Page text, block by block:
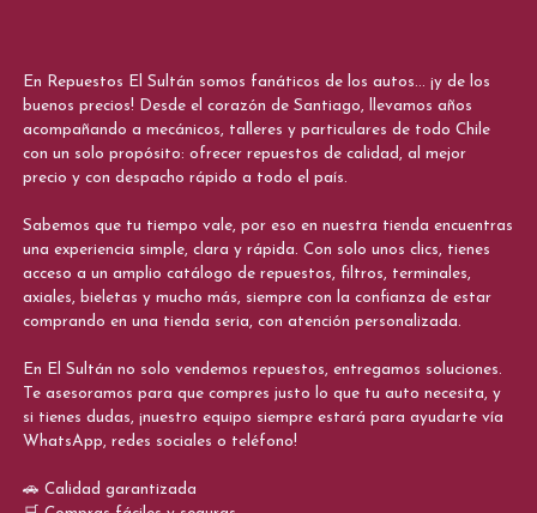
En Repuestos El Sultán somos fanáticos de los autos... ¡y de los
buenos precios! Desde el corazón de Santiago, llevamos años
acompañando a mecánicos, talleres y particulares de todo Chile
con un solo propósito: ofrecer repuestos de calidad, al mejor
precio y con despacho rápido a todo el país.
Sabemos que tu tiempo vale, por eso en nuestra tienda encuentras
una experiencia simple, clara y rápida. Con solo unos clics, tienes
acceso a un amplio catálogo de repuestos, filtros, terminales,
axiales, bieletas y mucho más, siempre con la confianza de estar
comprando en una tienda seria, con atención personalizada.
En El Sultán no solo vendemos repuestos, entregamos soluciones.
Te asesoramos para que compres justo lo que tu auto necesita, y
si tienes dudas, ¡nuestro equipo siempre estará para ayudarte vía
WhatsApp, redes sociales o teléfono!
🚗 Calidad garantizada